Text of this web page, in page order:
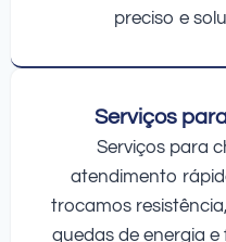
preciso e
Serviços
Serviços para
atendimento
trocamos
quedas de energia e